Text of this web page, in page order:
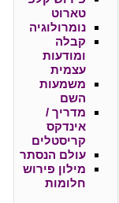
טארוט
נומרולוגיה
קבלה
ומודעות
עצמית
משמעות
השם
מדריך /
אינדקס
קריסטלים
עולם הנסתר
מילון פירוש
חלומות